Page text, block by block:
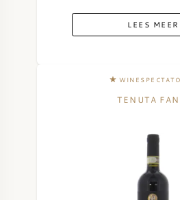
LEES MEER
TENUTA